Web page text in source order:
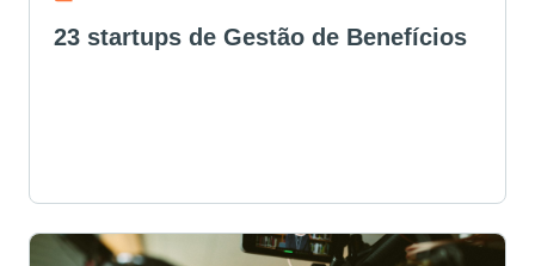
23 startups de Gestão de Benefícios